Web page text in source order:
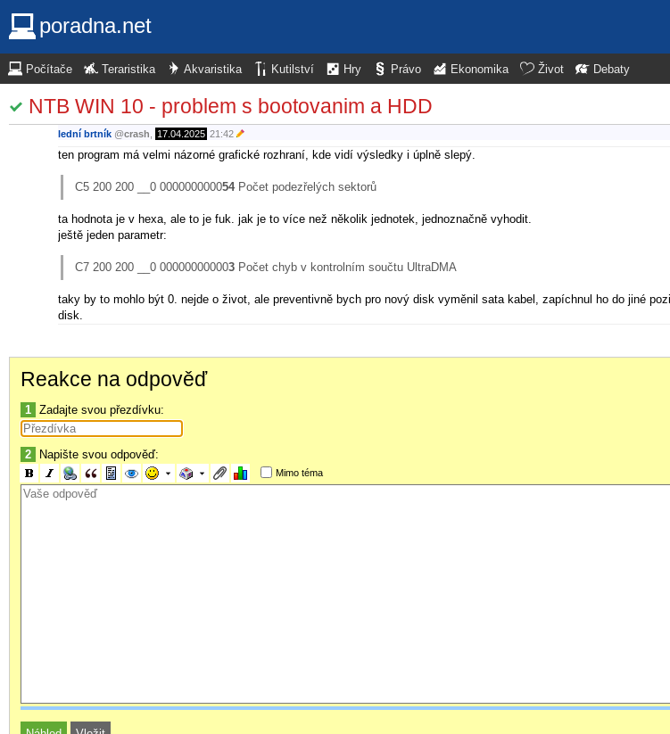
poradna.net
Počítače Teraristika Akvaristika Kutilství Hry Právo Ekonomika Život Debaty
NTB WIN 10 - problem s bootovanim a HDD
lední brtník @crash 17.04.2025 21:42
ten program má velmi názorné grafické rozhraní, kde vidí výsledky i úplně slepý.
C5 200 200 __0 000000000054Počet podezřelých sektorů
ta hodnota je v hexa, ale to je fuk. jak je to více než několik jednotek, jednoznačně vyhodit.
ještě jeden parametr:
C7 200 200 __0 000000000003 Počet chyb v kontrolním součtu UltraDMA
taky by to mohlo být 0. nejde o život, ale preventivně bych pro nový disk vyměnil sata kabel, zapíchnul ho do jiné
disk.
Reakce na odpověď
1 Zadajte svou přezdívku:
2 Napište svou odpověď:
Mimo téma